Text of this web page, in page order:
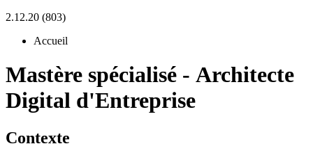
2.12.20 (803)
Accueil
Mastère spécialisé - Architecte
Digital d'Entreprise
Contexte